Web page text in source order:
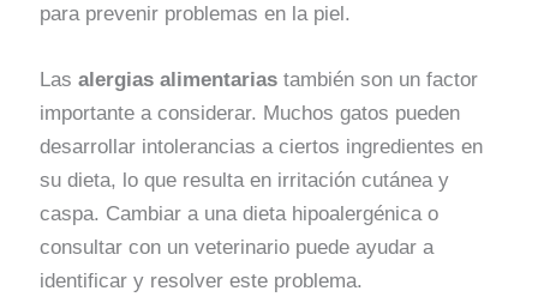
para prevenir problemas en la piel.
Lasalergias alimentarias también son un factor
importante a considerar. Muchos gatos pueden
desarrollar intolerancias a ciertos ingredientes en
su dieta, lo que resulta en irritación cutánea y
caspa. Cambiar a una dieta hipoalergénica o
consultar con un veterinario puede ayudar a
identificar y resolver este problema.